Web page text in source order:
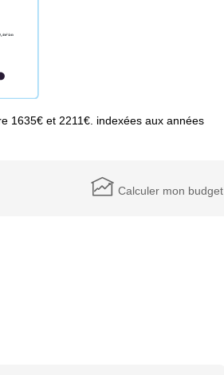
1635€ et 2211€. indexées aux années
Calculer mon budget